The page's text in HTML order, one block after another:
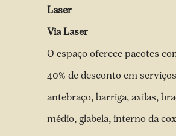
Laser
Via Laser
O espaço oferece pacotes
40% de desconto em
antebraço, barriga, axilas,
médio, glabela, interno da